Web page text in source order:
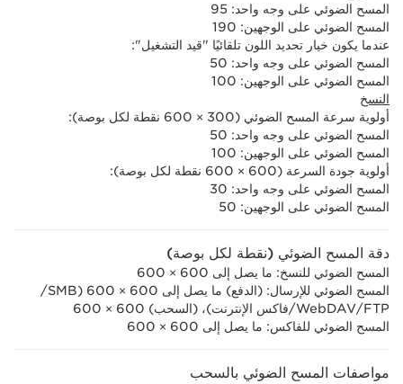
المسح الضوئي على وجه واحد: 95
المسح الضوئي على الوجهين: 190
عندما يكون خيار تحديد اللون تلقائيًا "قيد التشغيل":
المسح الضوئي على وجه واحد: 50
المسح الضوئي على الوجهين: 100
النسخ
أولوية سرعة المسح الضوئي (300 × 600 نقطة لكل بوصة):
المسح الضوئي على وجه واحد: 50
المسح الضوئي على الوجهين: 100
أولوية جودة السرعة (600 × 600 نقطة لكل بوصة):
المسح الضوئي على وجه واحد: 30
المسح الضوئي على الوجهين: 50
دقة المسح الضوئي (نقطة لكل بوصة)
المسح الضوئي للنسخ: ما يصل إلى 600 × 600
المسح الضوئي للإرسال: (الدفع) ما يصل إلى 600 ×‏ 600 (SMB/‏
FTP/‏WebDAV/‏فاكس الإنترنت)، (السحب) 600 ×‏ 600
المسح الضوئي للفاكس: ما يصل إلى 600 × 600
مواصفات المسح الضوئي بالسحب